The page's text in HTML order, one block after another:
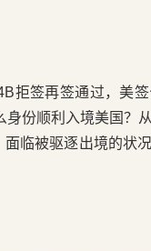
拒签再签通过，美
份顺利入境美国？
临被驱逐出境的状